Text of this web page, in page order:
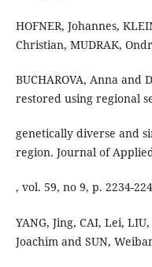
HOFNER, Johannes,
Christian, MUDRAK,
BUCHAROVA, Anna and
restored using regional
genetically diverse and
region. Journal of
, vol. 59, no 9, p. 2234-
YANG, Jing, CAI, Lei,
Joachim and SUN,